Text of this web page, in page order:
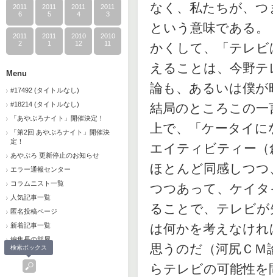
2011
6
2011
5
2011
4
2011
3
2011
2
2011
1
2010
12
2010
11
Menu
#17492 (タイトルなし)
#18214 (タイトルなし)
「あやぶろナイト」開催決定！
「第2回 あやぶろナイト」開催決
定！
あやぶろ 更新停止のお知らせ
エラー通報センター
コラムニスト一覧
人気記事一覧
匿名投稿ページ
新着記事一覧
編集長の部屋
検索ボックス
なく、私たちが、
という意味である。
かくして、「テレ
えることは、今野
論も、あるいは僕
結局のところこの
上で、「ケータイ
エイティビティー
ほとんど同感しつ
つつあって、ケイ
ることで、テレビ
は何かを考えなけ
思うのだ（河尻Ｃ
らテレビの可能性